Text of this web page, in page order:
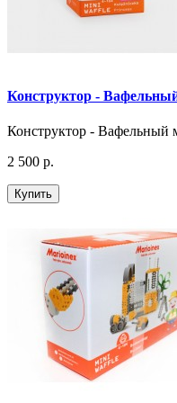
Конструктор -
Конструктор -
2 500 р.
Купить